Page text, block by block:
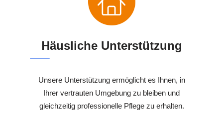
Häusliche Unterstützung
Unsere Unterstützung ermöglicht es Ihnen, in
Ihrer vertrauten Umgebung zu bleiben und
gleichzeitig professionelle Pflege zu erhalten.